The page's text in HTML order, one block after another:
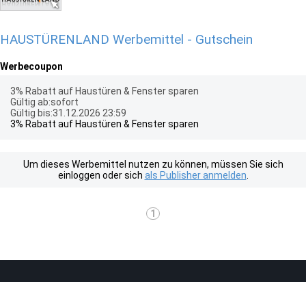
HAUSTÜRENLAND Werbemittel - Gutschein
Werbecoupon
3% Rabatt auf Haustüren & Fenster sparen
Gültig ab:sofort
Gültig bis:31.12.2026 23:59
3% Rabatt auf Haustüren & Fenster sparen
Um dieses Werbemittel nutzen zu können, müssen Sie sich
einloggen oder sich als Publisher anmelden
1